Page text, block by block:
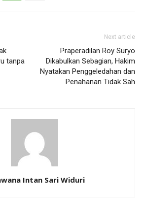
tanpa
Next article
Praperadilan Roy Suryo
Dikabulkan Sebagian, Hakim
Nyatakan Penggeledahan dan
Penahanan Tidak Sah
Intan Sari Widuri